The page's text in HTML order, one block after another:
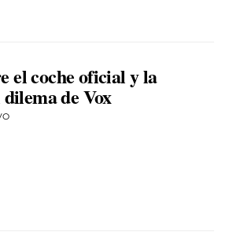
el coche oficial y la
de Vox